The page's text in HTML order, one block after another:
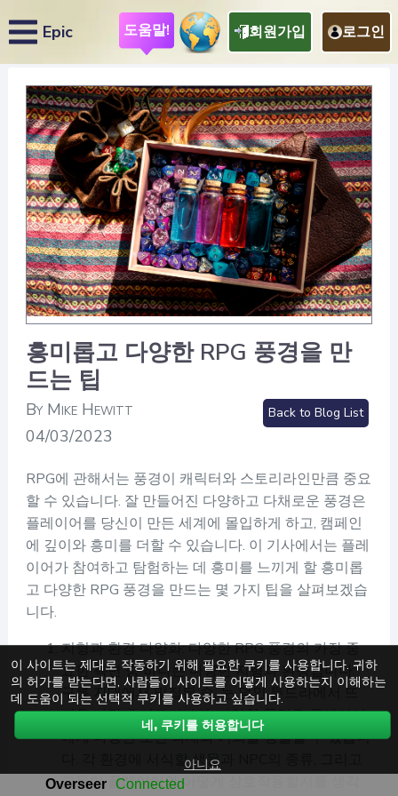
Epic 도움말! 회원가입 로그인
흥미롭고 다양한 RPG 풍경을 만
드는 팁
By Mike Hewitt
04/03/2023
Back to Blog List
RPG에 관해서는 풍경이 캐릭터와 스토리라인만큼 중요
할 수 있습니다. 잘 만들어진 다양하고 다채로운 풍경은
플레이어를 당신이 만든 세계에 몰입하게 하고, 캠페인
에 깊이와 흥미를 더할 수 있습니다. 이 기사에서는 플레
이어가 참여하고 탐험하는 데 흥미를 느끼게 할 흥미롭
고 다양한 RPG 풍경을 만드는 몇 가지 팁을 살펴보겠습
니다.
지형과 환경 다양화: 다양한 RPG 풍경의 가장 중
요한 측면 중 하나는 다양한 지형과 환경입니다.
구릉 지대에서 밀집된 숲, 눈 덮인 툰드라에서 뜨
거운 사막에 이르기까지, 다양한 풍경은 플레이어
에게 다양한 도전 과제와 기회를 창출할 수 있습니
다. 각 환경에 서식할 생물과 NPC의 종류, 그리고
그들이 플레이어와 어떻게 상호작용할지를 생각
이 사이트는 제대로 작동하기 위해 필요한 쿠키를 사용합니다. 귀하
의 허가를 받는다면, 사람들이 사이트를 어떻게 사용하는지 이해하는
데 도움이 되는 선택적 쿠키를 사용하고 싶습니다.
네, 쿠키를 허용합니다
아니요